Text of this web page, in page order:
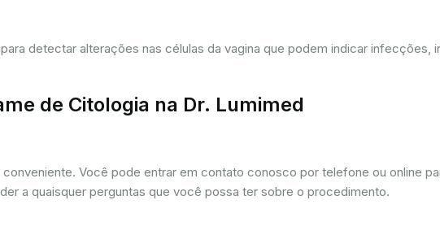
detectar alterações nas células da vagina que podem indicar infecções,
de Citologia na Dr. Lumimed
Você pode entrar em contato conosco por telefone ou online
a quaisquer perguntas que você possa ter sobre o procedimento.